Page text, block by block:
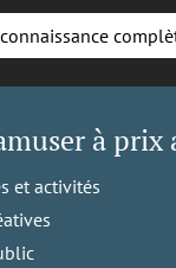
à prix
et activités